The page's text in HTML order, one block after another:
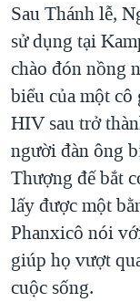
Sau Thánh lễ,
sử dụng tại
chào đón nồng
biểu của một
HIV sau trở
người đàn ông
Thượng đế bắt
lấy được một
Phanxicô nói
giúp họ vượt
cuộc sống.